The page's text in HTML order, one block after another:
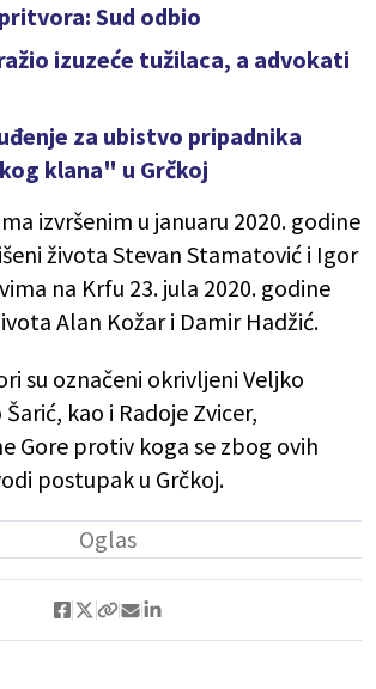
Sud odbio
izuzeće tužilaca, a advokati
za ubistvo pripadnika
klana" u Grčkoj
izvršenim u januaru 2020. godine
života Stevan Stamatović i Igor
na Krfu 23. jula 2020. godine
Alan Kožar i Damir Hadžić.
su označeni okrivljeni Veljko
kao i Radoje Zvicer,
Gore protiv koga se zbog ovih
postupak u Grčkoj.